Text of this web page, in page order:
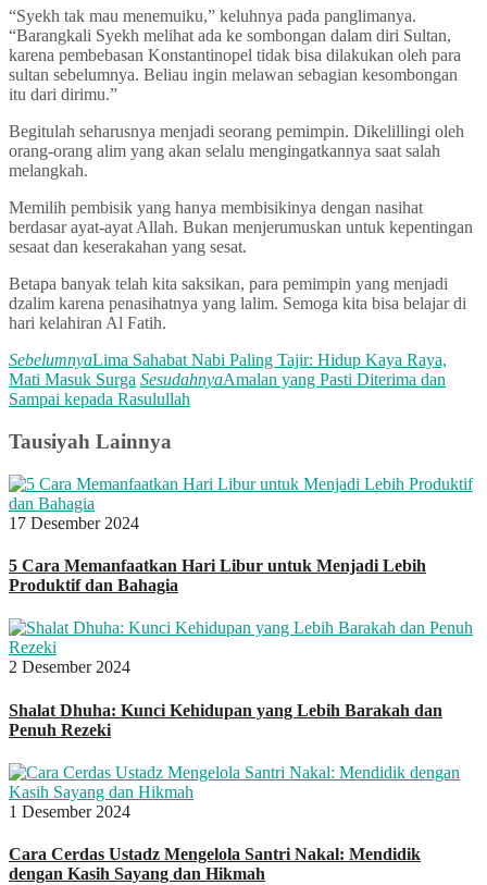
“Syekh tak mau menemuiku,” keluhnya pada panglimanya.
“Barangkali Syekh melihat ada ke sombongan dalam diri Sultan,
karena pembebasan Konstantinopel tidak bisa dilakukan oleh para
sultan sebelumnya. Beliau ingin melawan sebagian kesombongan
itu dari dirimu.”
Begitulah seharusnya menjadi seorang pemimpin. Dikelillingi oleh
orang-orang alim yang akan selalu mengingatkannya saat salah
melangkah.
Memilih pembisik yang hanya membisikinya dengan nasihat
berdasar ayat-ayat Allah. Bukan menjerumuskan untuk kepentingan
sesaat dan keserakahan yang sesat.
Betapa banyak telah kita saksikan, para pemimpin yang menjadi
dzalim karena penasihatnya yang lalim. Semoga kita bisa belajar di
hari kelahiran Al Fatih.
SebelumnyaLima Sahabat Nabi Paling Tajir: Hidup Kaya Raya,
Mati Masuk Surga SesudahnyaAmalan yang Pasti Diterima dan
Sampai kepada Rasulullah
Tausiyah Lainnya
17 Desember 2024
5 Cara Memanfaatkan Hari Libur untuk Menjadi Lebih
Produktif dan Bahagia
2 Desember 2024
Shalat Dhuha: Kunci Kehidupan yang Lebih Barakah dan
Penuh Rezeki
1 Desember 2024
Cara Cerdas Ustadz Mengelola Santri Nakal: Mendidik
dengan Kasih Sayang dan Hikmah